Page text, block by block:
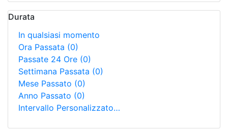
Durata
In qualsiasi momento
Ora Passata (0)
Passate 24 Ore (0)
Settimana Passata (0)
Mese Passato (0)
Anno Passato (0)
Intervallo Personalizzato…